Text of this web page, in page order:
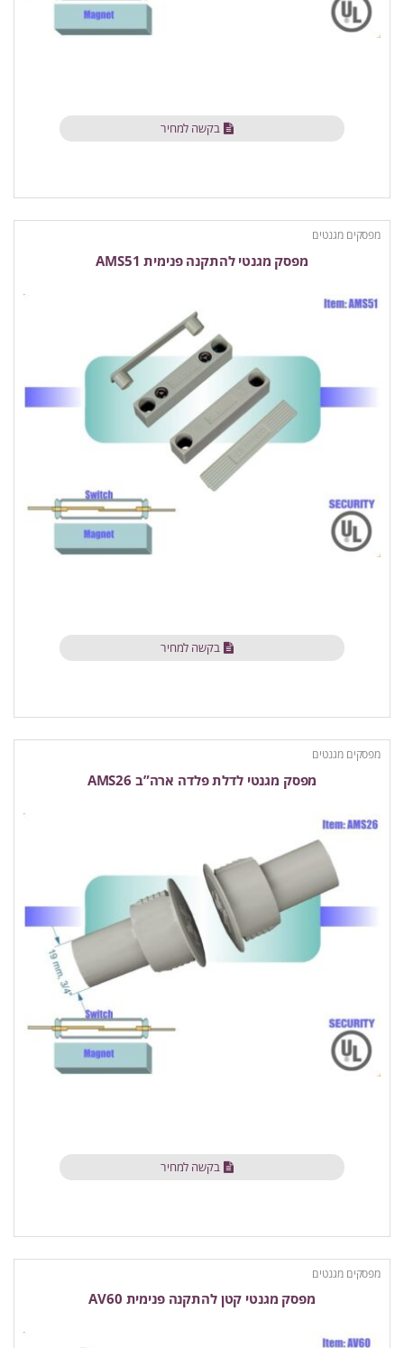
בקשה למחיר
מפסקים מגנטים
מפסק מגנטי להתקנה פנימית AMS51
בקשה למחיר
מפסקים מגנטים
מפסק מגנטי לדלת פלדה ארה”ב AMS26
בקשה למחיר
מפסקים מגנטים
מפסק מגנטי קטן להתקנה פנימית AV60